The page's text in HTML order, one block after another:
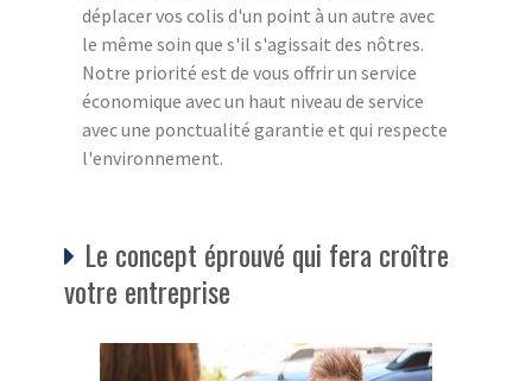
déplacer vos colis d'un point à un autre avec
le même soin que s'il s'agissait des nôtres.
Notre priorité est de vous offrir un service
économique avec un haut niveau de service
avec une ponctualité garantie et qui respecte
l'environnement.
Le concept éprouvé qui fera croître
votre entreprise